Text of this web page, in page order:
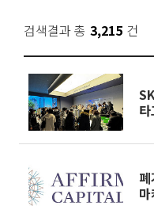
검색결과 총 3,215 건